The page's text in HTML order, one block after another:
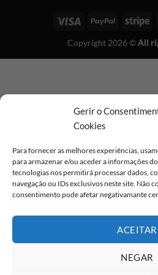
Gerir o
Cookies
Para fornecer as melhores experiências,
para armazenar e/ou aceder a informações
tecnologias nos permitirá processar dados,
navegação ou IDs exclusivos neste site. Não
consentimento pode afetar negativamante
ACEITAR
NEGAR
Visa PayPal
Copyright 2026 ©All